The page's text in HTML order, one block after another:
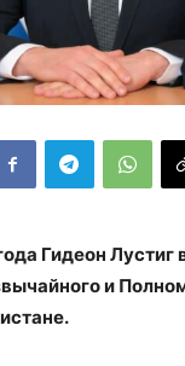
Гидеон Лустиг
и